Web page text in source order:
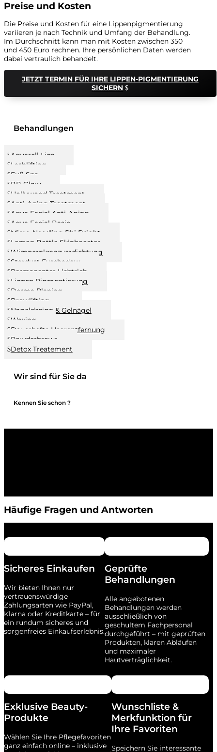
Preise und Kosten
Die Preise und Kosten für eine Lippenpigmentierung
variieren je nach Technik und Umfang der Behandlung.
Im Durchschnitt kann man mit Kosten zwischen 350
und 450 Euro rechnen. Ihre persönlichen Daten werden
dabei vertraulich behandelt.
JETZT TERMIN FÜR IHRE LIPPEN-PIGMENTIERUNG
SICHERN
Behandlungen
Aquarell Lips
Lashlifting
Fuß Spa
BB Glow
Hollywood Treatment
Anti-Aging Treatment
Aqua Facial Anti-Aging
Aqua Facial Basic
Micro-Needling Phi Bright
Lemon Bottle Skinbooster
Wimpernkranzverdichtung
Stardust Eyeshadow
Permanenter Lidstrich
Lippen Pigmentierung
Derma Planing
Browlifting
Nageldesign & Gelnägel
Waxing
Dauerhafte Haarentfernung
Powderbrows
Detox Treatement
Wir sind für Sie da
Kennen Sie schon ?
Häufige Fragen und Antworten
Sicheres Einkaufen
Wir bieten Ihnen nur
vertrauenswürdige
Zahlungsarten wie PayPal,
Klarna oder Kreditkarte – für
ein rundum sicheres und
sorgenfreies Einkaufserlebnis.
Geprüfte
Behandlungen
Alle angebotenen
Behandlungen werden
ausschließlich von
geschultem Fachpersonal
durchgeführt – mit geprüften
Produkten, klaren Abläufen
und maximaler
Hautverträglichkeit.
Exklusive Beauty-
Produkte
Wählen Sie Ihre Pflegefavoriten
ganz einfach online – inklusive
Wunschliste &
Merkfunktion für
Ihre Favoriten
Speichern Sie interessante